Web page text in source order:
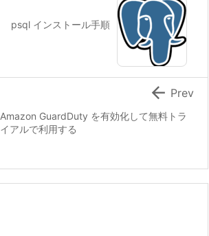
psql インストール手順
Amazon GuardDuty を有効化して無料トラ
イアルで利用する
 Prev